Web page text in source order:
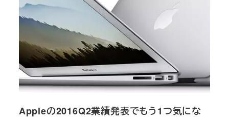
Appleの2016Q2業績発表でもう1つ気にな